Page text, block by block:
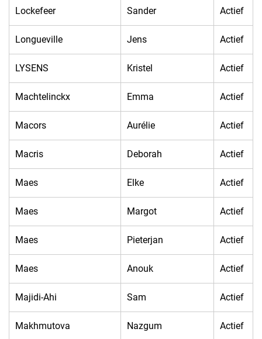
Lockefeer Sander Actief
Longueville Jens Actief
LYSENS Kristel Actief
Machtelinckx Emma Actief
Macors Aurélie Actief
Macris Deborah Actief
Maes Elke Actief
Maes Margot Actief
Maes Pieterjan Actief
Maes Anouk Actief
Majidi-Ahi Sam Actief
Makhmutova Nazgum Actief